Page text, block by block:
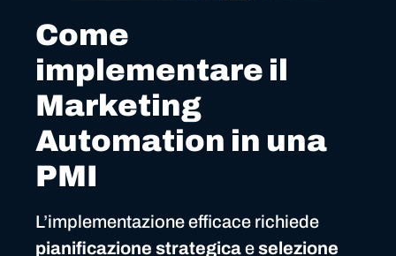
Come
implementare il
Marketing
Automation in una
PMI
L’implementazione efficace richiede
pianificazione strategicaeselezione